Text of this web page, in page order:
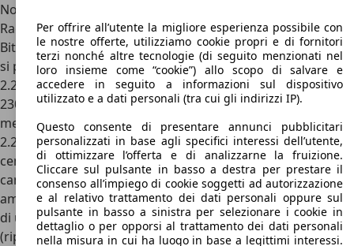
Nonostante il nome non sembri dire granché, la Maserati
Racing è una delle versioni più interessanti del progetto
Biturbo, al fianco della estrema Shamal, rispetto alla quale
si poneva come anello di congiunzione con le normali
2.24v. Questa Maserati “intermedia” venne prodotta in soli
230 unità tra il 1991 e il 1992, pensati esclusivamente per il
mercato italiano. A differenziarla dalle normali Maserati
2.24v ci pensa il motore, più potente grazie a due nuove
centraline di produzione Magneti Marelli, la presenza di un
cambio manuale a 5 marce della Getrag, degli
ammortizzatori Koni a controllo elettronico e, non ultimo,
di un’estetica molto più cattiva con fari poliellissoidali
(ripresi poi dalle normali 2.24v e 4.24v) e la possibilità di
Per offrire all’utente la migliore esperienza possibile con
le nostre offerte, utilizziamo cookie propri e di fornitori
terzi nonché altre tecnologie (di seguito menzionati nel
loro insieme come “cookie”) allo scopo di salvare e
accedere in seguito a informazioni sul dispositivo
utilizzato e a dati personali (tra cui gli indirizzi IP).
Questo consente di presentare annunci pubblicitari
personalizzati in base agli specifici interessi dell’utente,
di ottimizzare l’offerta e di analizzarne la fruizione.
Cliccare sul pulsante in basso a destra per prestare il
consenso all’impiego di cookie soggetti ad autorizzazione
e al relativo trattamento dei dati personali oppure sul
pulsante in basso a sinistra per selezionare i cookie in
dettaglio o per opporsi al trattamento dei dati personali
nella misura in cui ha luogo in base a legittimi interessi.